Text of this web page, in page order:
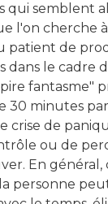
qui semblent
l'on cherche
patient de
dans le cadre
fantasme"
30 minutes
crise de
ou de
En général,
la personne